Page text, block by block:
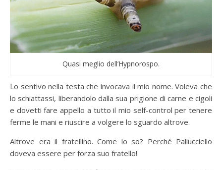
Quasi meglio dell’Hypnorospo.
Lo sentivo nella testa che invocava il mio nome. Voleva che
lo schiattassi, liberandolo dalla sua prigione di carne e cigoli
e dovetti fare appello a tutto il mio self-control per tenere
ferme le mani e riuscire a volgere lo sguardo altrove.
Altrove era il fratellino. Come lo so? Perché Pallucciello
doveva essere per forza suo fratello!